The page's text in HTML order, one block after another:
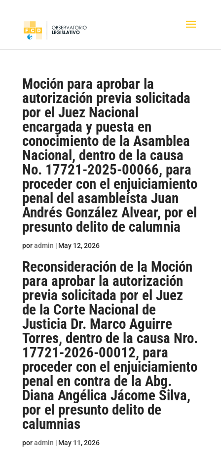
Moción para aprobar la
autorización previa solicitada
por el Juez Nacional
encargada y puesta en
conocimiento de la Asamblea
Nacional, dentro de la causa
No. 17721-2025-00066, para
proceder con el enjuiciamiento
penal del asambleísta Juan
Andrés González Alvear, por el
presunto delito de calumnia
poradmin | May 12, 2026
Reconsideración de la Moción
para aprobar la autorización
previa solicitada por el Juez
de la Corte Nacional de
Justicia Dr. Marco Aguirre
Torres, dentro de la causa Nro.
17721-2026-00012, para
proceder con el enjuiciamiento
penal en contra de la Abg.
Diana Angélica Jácome Silva,
por el presunto delito de
calumnias
poradmin | May 11, 2026